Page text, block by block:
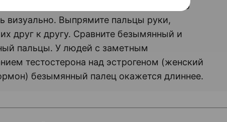
уровень тестостерона у человека можно
визуально. Выпрямите пальцы руки,
друг к другу. Сравните безымянный и
пальцы. У людей с заметным
тестостерона над эстрогеном (женский
безымянный палец окажется длиннее.